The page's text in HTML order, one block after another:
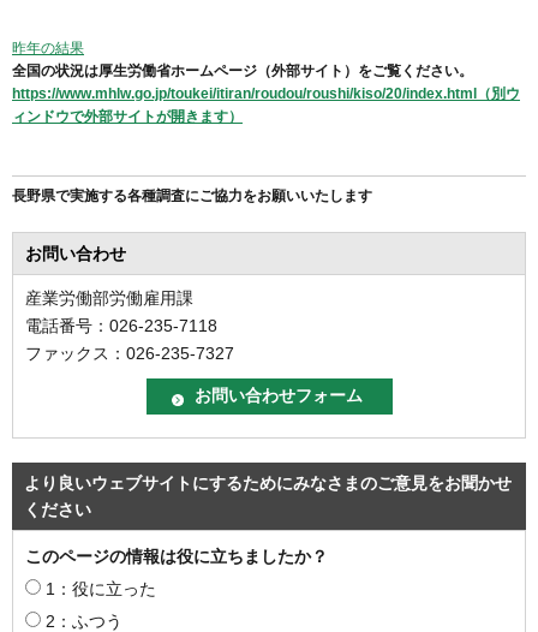
昨年の結果
全国の状況は厚生労働省ホームページ（外部サイト）をご覧ください。
https://www.mhlw.go.jp/toukei/itiran/roudou/roushi/kiso/20/index.html（別ウ
ィンドウで外部サイトが開きます）
長野県で実施する各種調査にご協力をお願いいたします
お問い合わせ
産業労働部労働雇用課
電話番号：026-235-7118
ファックス：026-235-7327
より良いウェブサイトにするためにみなさまのご意見をお聞かせ
ください
このページの情報は役に立ちましたか？
1：役に立った
2：ふつう